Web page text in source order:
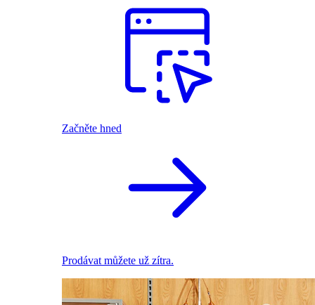
Začněte hned
Prodávat můžete už zítra.